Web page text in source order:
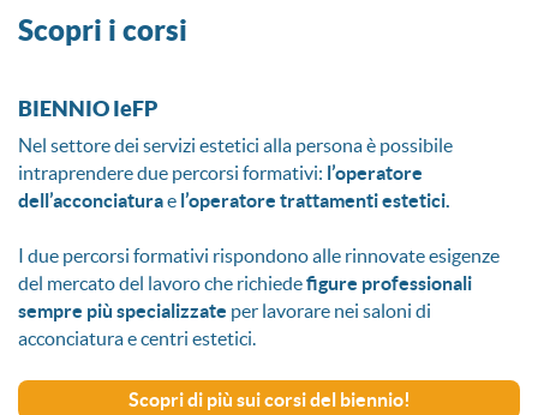
Scopri i corsi
BIENNIO IeFP
Nel settore dei servizi estetici alla persona è possibile
intraprendere due percorsi formativi: l’operatore
dell’acconciaturae l’operatore trattamenti estetici.
I due percorsi formativi rispondono alle rinnovate esigenze
del mercato del lavoro che richiedefigure professionali
sempre più specializzate per lavorare nei saloni di
acconciatura e centri estetici.
Scopri di più sui corsi del biennio!